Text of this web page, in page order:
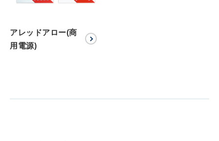
アレッドアロー(商
用電源)